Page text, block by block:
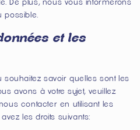
De plus, nous vous informerons
possible.
et les
souhaitez savoir quelles sont les
avons à votre sujet, veuillez
contacter en utilisant les
les droits suivants: